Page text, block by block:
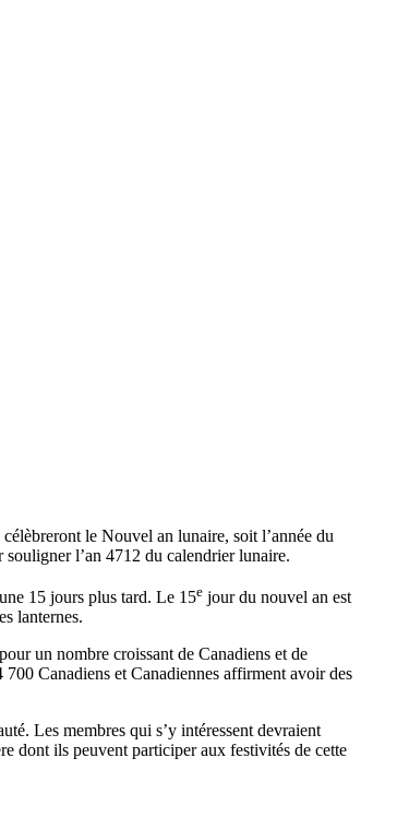
célèbreront le Nouvel an lunaire, soit l’année du
souligner l’an 4712 du calendrier lunaire.
15 jours plus tard. Le 15e jour du nouvel an est
lanternes.
pour un nombre croissant de Canadiens et de
700 Canadiens et Canadiennes affirment avoirdes
. Les membres qui s’y intéressent devraient
dont ils peuvent participeraux festivités de cette